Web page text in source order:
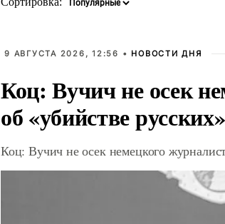
9 АВГУСТА 2026, 12:56 • НОВОСТИ ДНЯ
Коц: Вучич не осек
об «убийстве русских»
Коц: Вучич не осек немецкого